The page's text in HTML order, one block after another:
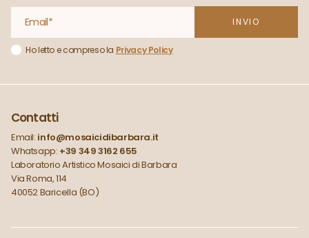
Ho letto e compreso la Privacy Policy
Contatti
Email: info@mosaicidibarbara.it
Whatsapp: +39 349 3162 655
Laboratorio Artistico Mosaici di Barbara
Via Roma, 114
40052 Baricella (BO)